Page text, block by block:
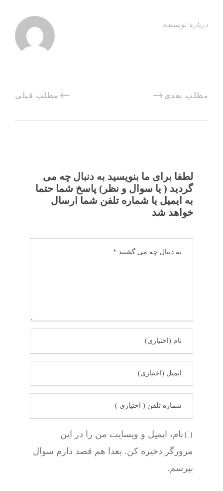
درباره نویسنده
مطلب قبلی مطلب بعدی
لطفا برای ما بنویسید به دنبال چه می
گردید ( یا سوال و نظر) پاسخ شما حتما
به ایمیل یا شماره تلفن شما ارسال
خواهد شد
نام، ایمیل و وبسایت من را در این
مرورگر ذخیره کن. بعدا هم قصد دارم سوال
بپرسم.